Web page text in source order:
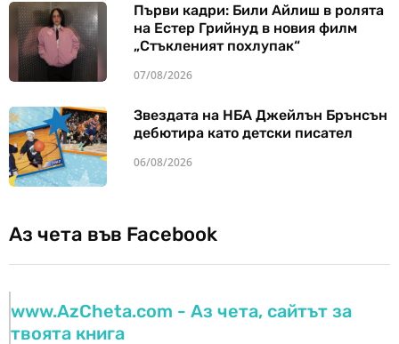
Първи кадри: Били Айлиш в ролята
на Естер Грийнуд в новия филм
„Стъкленият похлупак“
07/08/2026
Звездата на НБА Джейлън Брънсън
дебютира като детски писател
06/08/2026
Аз чета във Facebook
www.AzCheta.com - Аз чета, сайтът за
твоята книга